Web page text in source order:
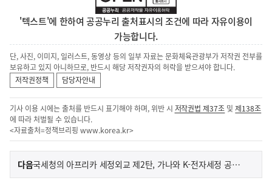
'텍스트'에 한하여 공공누리 출처표시의 조건에 따라 자유이용이
가능합니다.
단, 사진, 이미지, 일러스트, 동영상 등의 일부 자료는 문화체육관광부가 저작권 전부를
보유하고 있지 아니하므로, 반드시 해당 저작권자의 허락을 받으셔야 합니다.
저작권정책
담당자안내
기사 이용 시에는 출처를 반드시 표기해야 하며, 위반 시 저작권법 제37조 및제138조
에 따라 처벌될 수 있습니다.
<자료출처=정책브리핑 www.korea.kr>
이
전
다음기
사
국세청의 아프리카 세정외교 제2탄, 가나와 K-전자세정 공유하고 징수공조 협력 논의